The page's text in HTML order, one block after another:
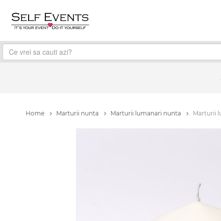
Home Marturii nunta Marturii lumanari nunta Marturii